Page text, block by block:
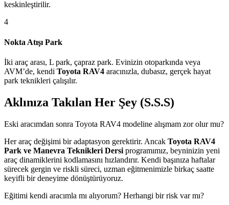
keskinleştirilir.
4
Nokta Atışı Park
İki araç arası, L park, çapraz park. Evinizin otoparkında veya
AVM’de, kendi Toyota RAV4 aracınızla, dubasız, gerçek hayat
park teknikleri çalışılır.
Aklınıza Takılan Her Şey (S.S.S)
Eski aracımdan sonra Toyota RAV4 modeline alışmam zor olur mu?
Her araç değişimi bir adaptasyon gerektirir. Ancak Toyota RAV4
Park ve Manevra Teknikleri Dersi programımız, beyninizin yeni
araç dinamiklerini kodlamasını hızlandırır. Kendi başınıza haftalar
sürecek gergin ve riskli süreci, uzman eğitmenimizle birkaç saatte
keyifli bir deneyime dönüştürüyoruz.
Eğitimi kendi aracımla mı alıyorum? Herhangi bir risk var mı?